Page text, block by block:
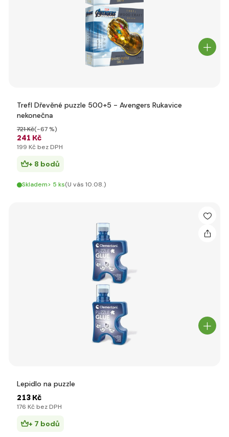
Trefl Dřevěné puzzle 500+5 - Avengers Rukavice
nekonečna
241 Kč
721 Kč(-67 %)
199 Kč bez DPH
+ 8 bodů
Skladem> 5 ks(U vás 10.08.)
Lepidlo na puzzle
213 Kč
176 Kč bez DPH
+ 7 bodů